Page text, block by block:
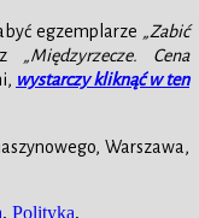
egzemplarze „Zabić
„Międzyrzecze. Cena
wystarczy kliknąć w ten
Warszawa,
, Polityka,